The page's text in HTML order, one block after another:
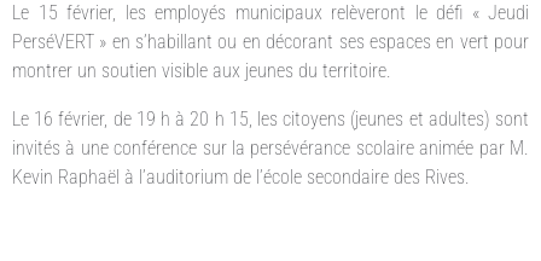
Le 15 février, les employés municipaux relèveront le défi « Jeudi
PerséVERT » en s’habillant ou en décorant ses espaces en vert pour
montrer un soutien visible aux jeunes du territoire.
Le 16 février, de 19 h à 20 h 15, les citoyens (jeunes et adultes) sont
invités à une conférence sur la persévérance scolaire animée par M.
Kevin Raphaël à l’auditorium de l’école secondaire des Rives.